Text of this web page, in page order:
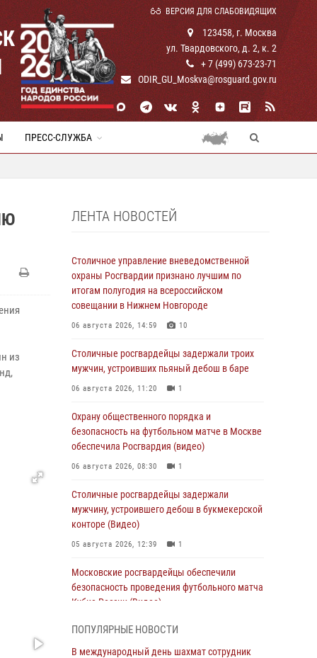
ВЕРСИЯ ДЛЯ СЛАБОВИДЯЩИХ
123458, г. Москва
ул. Твардовского, д. 2, к. 2
+ 7 (499) 673-23-71
ODIR_GU_Moskva@rosguard.gov.ru
ПРЕСС-СЛУЖБА
из
ЛЕНТА НОВОСТЕЙ
Столичное управление вневедомственной
охраны Росгвардии признано лучшим по
итогам полугодия на всероссийском
совещании в Нижнем Новгороде
06 августа 2026, 14:59 10
Столичные росгвардейцы задержали троих
мужчин, устроивших пьяный дебош в баре
06 августа 2026, 11:20 1
Охрану общественного порядка и
безопасность на футбольном матче в Москве
обеспечила Росгвардия (видео)
06 августа 2026, 08:30 1
Столичные росгвардейцы задержали
мужчину, устроившего дебош в букмекерской
конторе (Видео)
05 августа 2026, 12:39 1
Московские росгвардейцы обеспечили
безопасность проведения футбольного матча
Кубка России (Видео)
Делегация МВД Республики Беларусь
ПОПУЛЯРНЫЕ НОВОСТИ
В международный день шахмат сотрудник